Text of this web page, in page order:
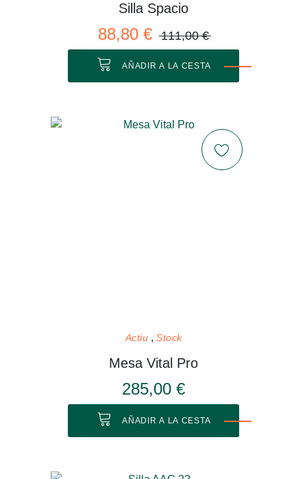
Silla Spacio
88,80 € 111,00 €
AÑADIR A LA CESTA
Actiu Stock
Mesa Vital Pro
285,00 €
AÑADIR A LA CESTA